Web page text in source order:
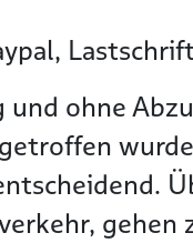
ohne
gehen